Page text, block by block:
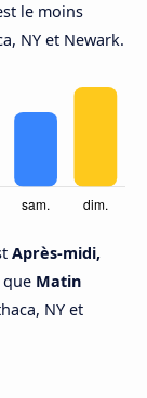
le moins
NY et Newark.
Après-midi,
que Matin
NY et